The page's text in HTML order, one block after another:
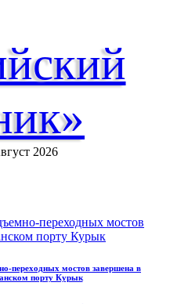
2026
переходных мостов завершена в
порту Курык